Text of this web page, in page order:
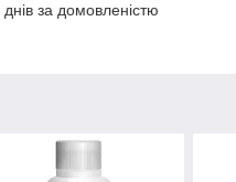
за домовленістю